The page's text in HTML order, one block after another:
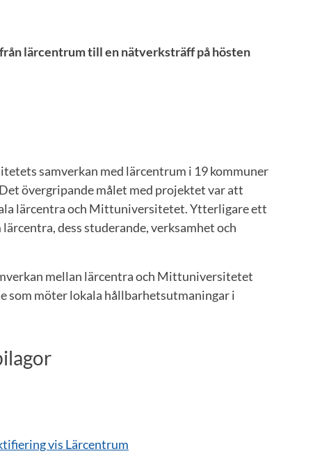
lärcentrum till en nätverksträff på hösten
samverkan med lärcentrum i 19 kommuner
övergripande målet med projektet var att
lärcentra och Mittuniversitetet. Ytterligare ett
dess studerande, verksamhet och
mellan lärcentra och Mittuniversitetet
som möter lokala hållbarhetsutmaningar i
vis Lärcentrum